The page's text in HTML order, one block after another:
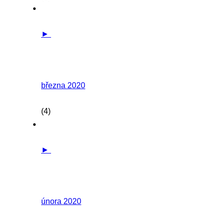
►
března 2020
(4)
►
února 2020